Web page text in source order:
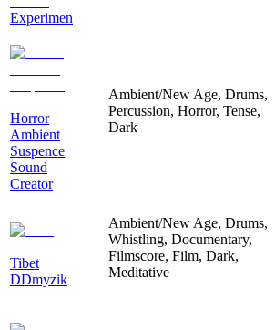
Experimen
Horror
Ambient
Suspence
Sound
Creator
Ambient/New Age, Drums,
Percussion, Horror, Tense,
Dark
Tibet
DDmyzik
Ambient/New Age, Drums,
Whistling, Documentary,
Filmscore, Film, Dark,
Meditative